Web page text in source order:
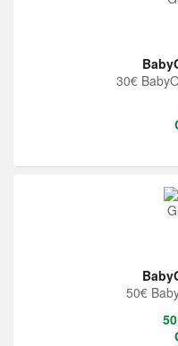
30€
50€